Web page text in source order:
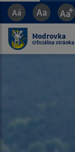
Modrovka
Oficiálna stránka